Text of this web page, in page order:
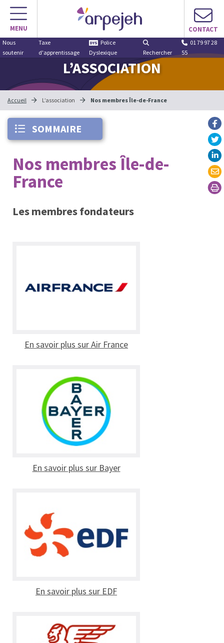
MENU CONTACT
Nous
soutenir
Taxe
d'apprentissage
Police
Dyslexique
Rechercher
01 79 97 28
55
L’ASSOCIATION
Accueil L’association Nos membres Île-de-France
SOMMAIRE
Nos membres Île-de-
France
Les membres fondateurs
En savoir plus sur Air France
En savoir plus sur Bayer
En savoir plus sur EDF